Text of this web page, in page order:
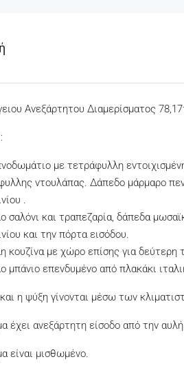
Ανεξάρτητου Διαμερίσματος
με τετράφυλλη
ντουλάπας. Δάπεδο μάρμαρο
.
σαλόνι και τραπεζαρία, δάπεδα
και την πόρτα εισόδου.
κουζίνα με χώρο επίσης για δεύτερη
μπάνιο επενδυμένο από πλακάκι
η ψύξη γίνονται μέσω των
έχει ανεξάρτητη είσοδο από την
είναι μισθωμένο.